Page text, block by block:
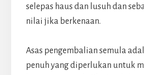
selepas haus dan lusuh dan
nilai jika berkenaan.
Asas pengembalian semula
penuh yang diperlukan untuk